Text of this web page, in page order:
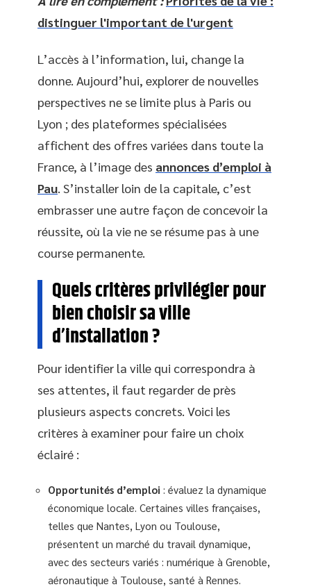
distinguer l'important de l'urgent
L’accès à l’information, lui, change la
donne. Aujourd’hui, explorer de nouvelles
perspectives ne se limite plus à Paris ou
Lyon ; des plateformes spécialisées
affichent des offres variées dans toute la
France, à l’image des annonces d’emploi à
Pau. S’installer loin de la capitale, c’est
embrasser une autre façon de concevoir la
réussite, où la vie ne se résume pas à une
course permanente.
Quels critères privilégier pour
bien choisir sa ville
d’installation ?
Pour identifier la ville qui correspondra à
ses attentes, il faut regarder de près
plusieurs aspects concrets. Voici les
critères à examiner pour faire un choix
éclairé :
Opportunités d’emploi : évaluez la dynamique
économique locale. Certaines villes françaises,
telles que Nantes, Lyon ou Toulouse,
présentent un marché du travail dynamique,
avec des secteurs variés : numérique à Grenoble,
aéronautique à Toulouse, santé à Rennes.